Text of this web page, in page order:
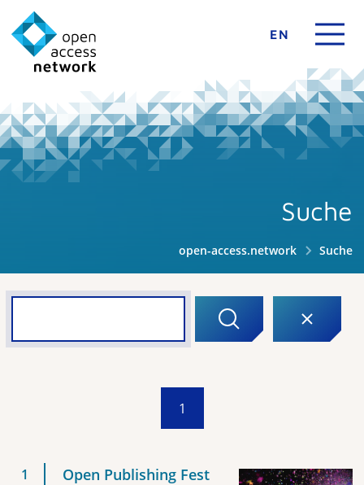
EN
Suche
open-access.network Suche
1
Open Publishing Fest